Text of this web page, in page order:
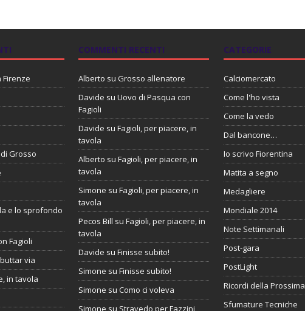
Grosso
e lo sprofondo
Fagioli
via
in tavola
COMMENTI RECENTI
Alberto su Grosso allenatore
Davide suUovo di Pasqua con
Fagioli
Davide suFagioli, per piacere, in
tavola
Alberto suFagioli, per piacere, in
tavola
Simone suFagioli, per piacere, in
tavola
Pecos Bill suFagioli, per piacere, in
tavola
Davide suFinisse subito!
Simone suFinisse subito!
Simone suComo ci voleva
Simone su Stravedo per Fazzini
CATEGORIE
Calciomercato
Come l'ho vista
Come la vedo
Dal bancone…
Io scrivo Fiorentina
Matita a segno
Medagliere
Mondiale 2014
Note Settimanali
Post-gara
PostLight
Ricordi della Prossima
Sfumature Tecniche